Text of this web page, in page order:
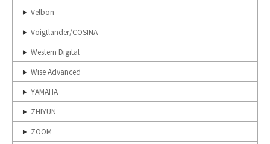
Velbon
Voigtlander/COSINA
Western Digital
Wise Advanced
YAMAHA
ZHIYUN
ZOOM